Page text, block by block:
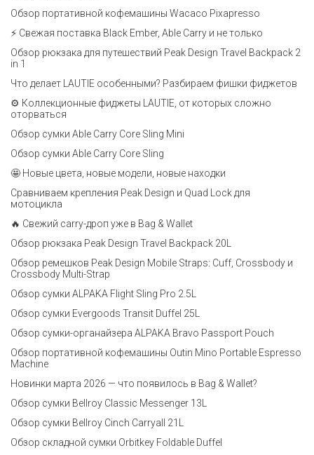
Обзор портативной кофемашины Wacaco Pixapresso
⚡ Свежая поставка Black Ember, Able Carry и не только
Обзор рюкзака для путешествий Peak Design Travel Backpack 2
in 1
Что делает LAUTIE особенными? Разбираем фишки фиджетов
⚙️ Коллекционные фиджеты LAUTIE, от которых сложно
оторваться
Обзор сумки Able Carry Core Sling Mini
Обзор сумки Able Carry Core Sling
🤩 Новые цвета, новые модели, новые находки
Сравниваем крепления Peak Design и Quad Lock для
мотоцикла
🔥 Свежий carry-дроп уже в Bag & Wallet
Обзор рюкзака Peak Design Travel Backpack 20L
Обзор ремешков Peak Design Mobile Straps: Cuff, Crossbody и
Crossbody Multi-Strap
Обзор сумки ALPAKA Flight Sling Pro 2.5L
Обзор сумки Evergoods Transit Duffel 25L
Обзор сумки-органайзера ALPAKA Bravo Passport Pouch
Обзор портативной кофемашины Outin Mino Portable Espresso
Machine
Новинки марта 2026 — что появилось в Bag & Wallet?
Обзор сумки Bellroy Classic Messenger 13L
Обзор сумки Bellroy Cinch Carryall 21L
Обзор складной сумки Orbitkey Foldable Duffel